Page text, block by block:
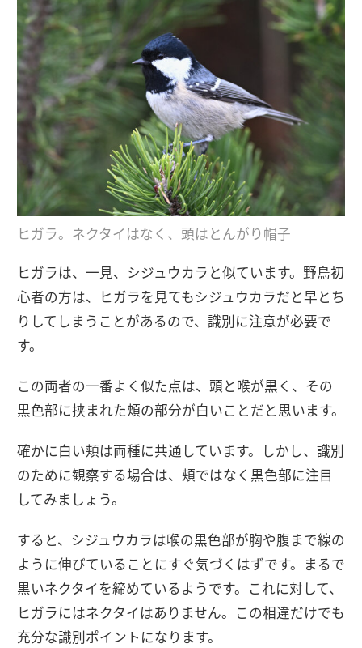
ヒガラ。ネクタイはなく、頭はとんがり帽子
ヒガラは、一見、シジュウカラと似ています。野鳥初
心者の方は、ヒガラを見てもシジュウカラだと早とち
りしてしまうことがあるので、識別に注意が必要で
す。
この両者の一番よく似た点は、頭と喉が黒く、その
黒色部に挟まれた頬の部分が白いことだと思います。
確かに白い頬は両種に共通しています。しかし、識別
のために観察する場合は、頬ではなく黒色部に注目
してみましょう。
すると、シジュウカラは喉の黒色部が胸や腹まで線の
ように伸びていることにすぐ気づくはずです。まるで
黒いネクタイを締めているようです。これに対して、
ヒガラにはネクタイはありません。この相違だけでも
充分な識別ポイントになります。